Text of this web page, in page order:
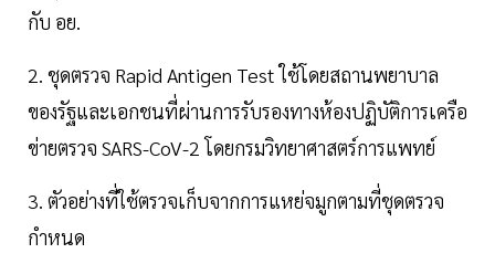
กับ อย.
2. ชุดตรวจ Rapid Antigen Test ใช้โดยสถานพยาบาล
ของรัฐและเอกชนที่ผ่านการรับรองทางห้องปฏิบัติการเครือ
ข่ายตรวจ SARS-CoV-2 โดยกรมวิทยาศาสตร์การแพทย์
3. ตัวอย่างที่ใช้ตรวจเก็บจากการแหย่จมูกตามที่ชุดตรวจ
กำหนด